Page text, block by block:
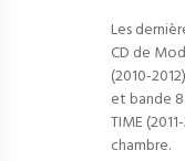
Les
CD de
(2010-
et bande 8
TIME
chambre.